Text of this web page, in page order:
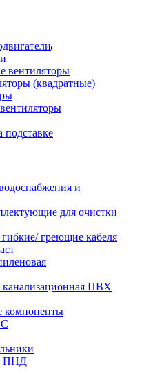
вентиляторы
(квадратные)
подставке
и
для очистки
греющие кабеля
канализационная ПВХ
компоненты
ПНД